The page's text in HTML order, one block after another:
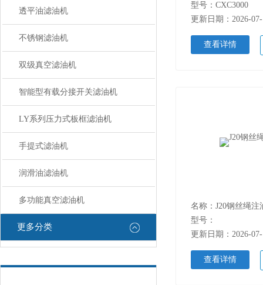
透平油滤油机
不锈钢滤油机
双级真空滤油机
智能型有载分接开关滤油机
LY系列压力式板框滤油机
手提式滤油机
润滑油滤油机
多功能真空滤油机
更多分类
型号：CXC3000
更新日期：2026-
查看详情
名称：J20钢丝绳注
型号：
更新日期：2026-
查看详情